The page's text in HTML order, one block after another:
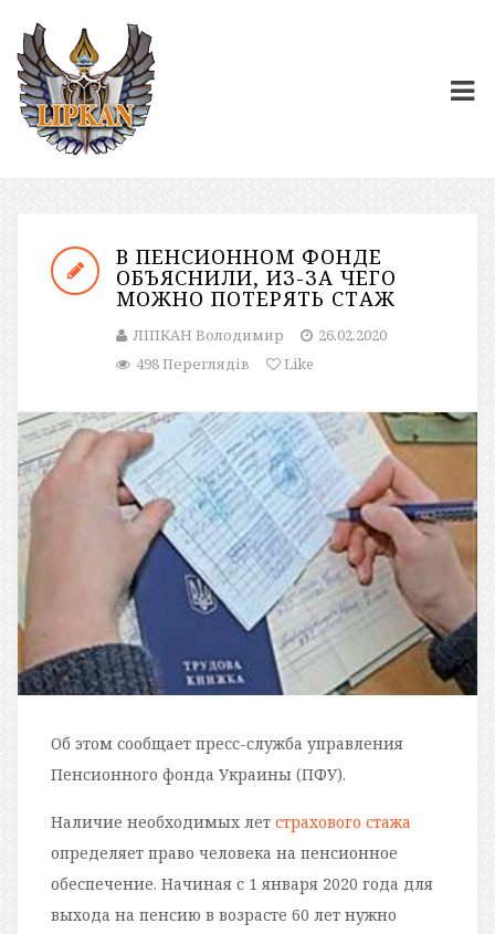
В ПЕНСИОННОМ ФОНДЕ
ОБЪЯСНИЛИ, ИЗ-ЗА ЧЕГО
МОЖНО ПОТЕРЯТЬ СТАЖ
ЛІПКАН Володимир
26.02.2020
498 Переглядів
Like
Об этом сообщает пресс-служба управления
Пенсионного фонда Украины (ПФУ).
Наличие необходимых лет страхового стажа
определяет право человека на пенсионное
обеспечение. Начиная с 1 января 2020 года для
выхода на пенсию в возрасте 60 лет нужно